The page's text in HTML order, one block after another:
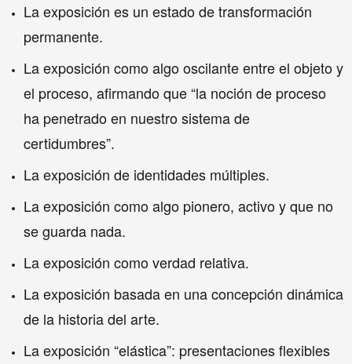
La exposición es un estado de transformación
permanente.
La exposición como algo oscilante entre el objeto y
el proceso, afirmando que “la noción de proceso
ha penetrado en nuestro sistema de
certidumbres”.
La exposición de identidades múltiples.
La exposición como algo pionero, activo y que no
se guarda nada.
La exposición como verdad relativa.
La exposición basada en una concepción dinámica
de la historia del arte.
La exposición “elástica”: presentaciones flexibles